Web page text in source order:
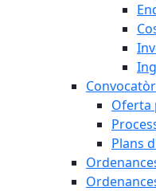
Oferta
Plans